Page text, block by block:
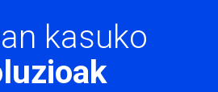
kasuko